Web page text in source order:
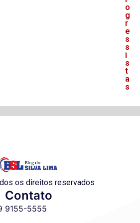
o
g
r
e
s
s
i
s
t
a
s
os direitos reservados
Contato
9155-5555